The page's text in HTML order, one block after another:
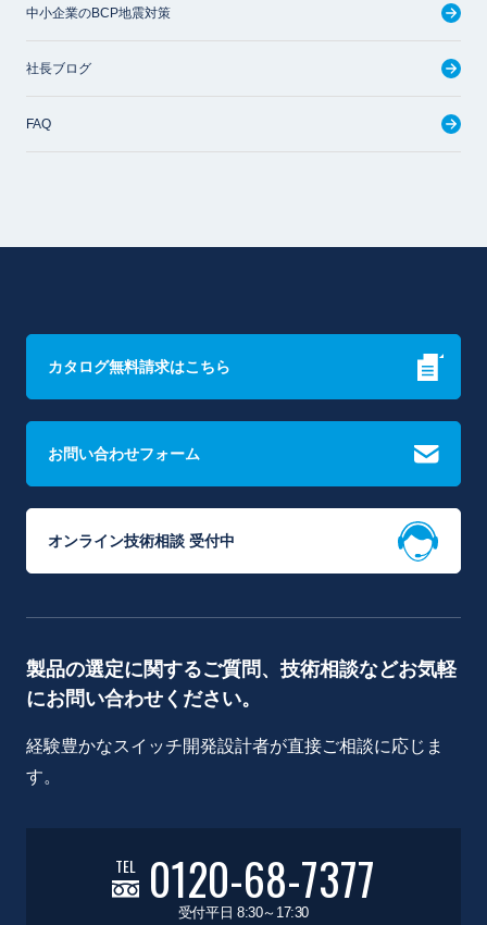
中小企業のBCP地震対策
社長ブログ
FAQ
カタログ無料請求はこちら
お問い合わせフォーム
オンライン技術相談 受付中
製品の選定に関するご質問、技術相談などお気軽
にお問い合わせください。
経験豊かなスイッチ開発設計者が直接ご相談に応じま
す。
TEL 0120-68-7377
受付平日 8:30～17:30